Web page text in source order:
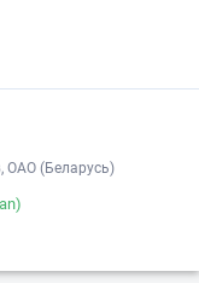
ОАО (Беларусь)